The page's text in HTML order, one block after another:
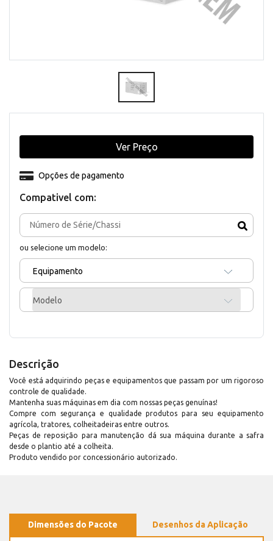
Compativel com:
ou selecione um modelo:
Equipamento
Modelo
Opções de pagamento
Ver Preço
Descrição
Você está adquirindo peças e equipamentos que passam por um rigoroso
controle de qualidade.
Mantenha suas máquinas em dia com nossas peças genuínas!
Compre com segurança e qualidade produtos para seu equipamento
agrícola, tratores, colheitadeiras entre outros.
Peças de reposição para manutenção dá sua máquina durante a safra
desde o plantio até a colheita.
Produto vendido por concessionário autorizado.
Dimensões do Pacote Desenhos da Aplicação